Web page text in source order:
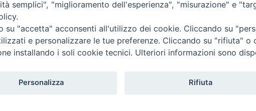
riservati - Vita Trentina Editrice
semplici", "miglioramento dell'esperienza", "misurazione" e
su "accetta" acconsenti all'utilizzo dei cookie. Cliccando su
e personalizzare le tue preferenze. Cliccando su "rifiuta" o
installando i soli cookie tecnici. Ulteriori informazioni sono
Personalizza Rifiuta